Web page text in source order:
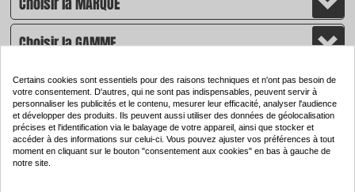
CHERCHER
Certains cookies sont essentiels pour des raisons techniques et n'ont pas besoin de
votre consentement. D'autres, qui ne sont pas indispensables, peuvent servir à
personnaliser les publicités et le contenu, mesurer leur efficacité, analyser l'audience
et développer des produits. Ils peuvent aussi utiliser des données de géolocalisation
précises et l'identification via le balayage de votre appareil, ainsi que stocker et
accéder à des informations sur celui-ci. Vous pouvez ajuster vos préférences à tout
moment en cliquant sur le bouton "consentement aux cookies" en bas à gauche de
notre site.